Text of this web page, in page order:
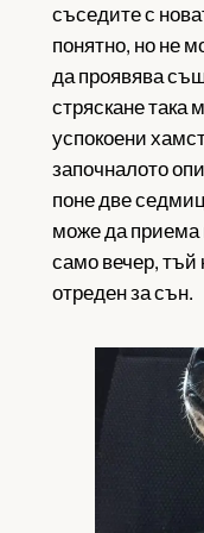
съседите с
понятно, но не
да проявява
стряскане така
успокоени
започналото
поне две
може да приема
само вечер, тъй
отреден за сън.